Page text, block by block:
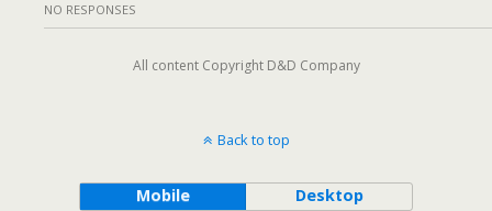
NO RESPONSES
All content Copyright D&D Company
Back to top
Mobile Desktop